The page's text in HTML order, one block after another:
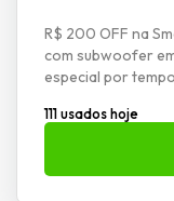
R$ 200 OFF na
com subwoofer
especial por
111 usados hoje